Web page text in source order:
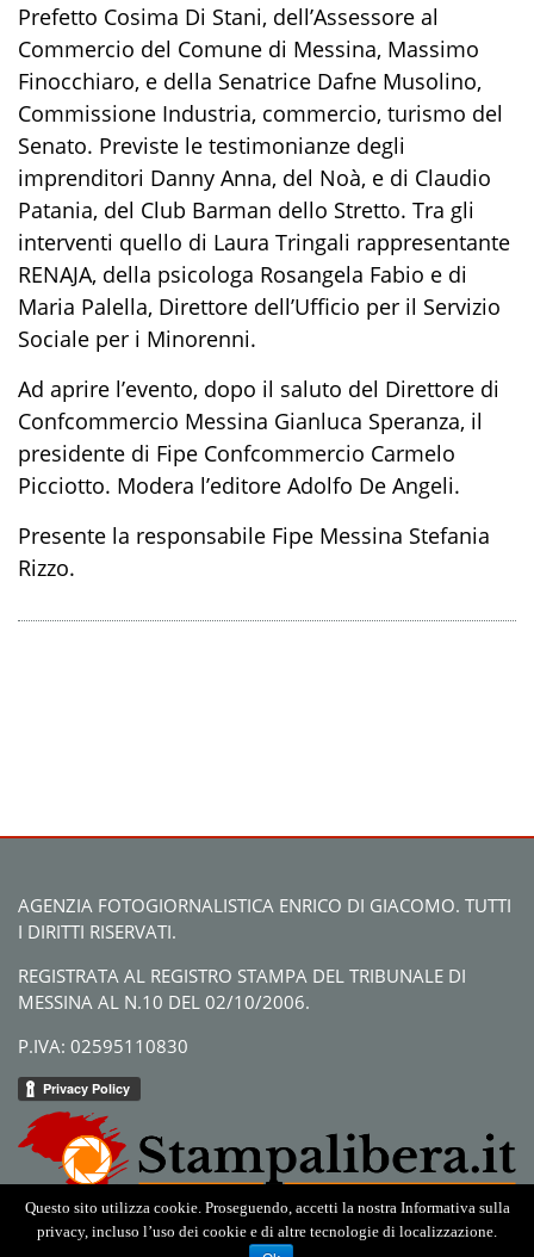
Prefetto Cosima Di Stani, dell’Assessore al
Commercio del Comune di Messina, Massimo
Finocchiaro, e della Senatrice Dafne Musolino,
Commissione Industria, commercio, turismo del
Senato. Previste le testimonianze degli
imprenditori Danny Anna, del Noà, e di Claudio
Patania, del Club Barman dello Stretto. Tra gli
interventi quello di Laura Tringali rappresentante
RENAJA, della psicologa Rosangela Fabio e di
Maria Palella, Direttore dell’Ufficio per il Servizio
Sociale per i Minorenni.
Ad aprire l’evento, dopo il saluto del Direttore di
Confcommercio Messina Gianluca Speranza, il
presidente di Fipe Confcommercio Carmelo
Picciotto. Modera l’editore Adolfo De Angeli.
Presente la responsabile Fipe Messina Stefania
Rizzo.
AGENZIA FOTOGIORNALISTICA ENRICO DI GIACOMO. TUTTI
I DIRITTI RISERVATI.
REGISTRATA AL REGISTRO STAMPA DEL TRIBUNALE DI
MESSINA AL N.10 DEL 02/10/2006.
P.IVA: 02595110830
Questo sito utilizza cookie. Proseguendo, accetti la nostra Informativa sulla
privacy, incluso l’uso dei cookie e di altre tecnologie di localizzazione.